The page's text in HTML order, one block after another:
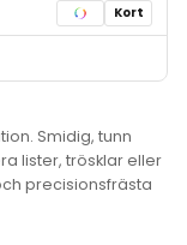
Kort
Smidig, tunn
lister, trösklar eller
precisionsfrästa